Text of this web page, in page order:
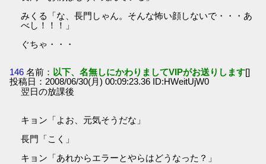
みくる「な、長門しゃん。そんな怖い顔しないで・・・あ
べし！！！」
ぐちゃ・・・
146 名前： 以下、名無しにかわりましてVIPがお送りします[]
投稿日：2008/06/30(月) 00:09:23.36 ID:HWeitUjW0
翌日の放課後
キョン「よお、元気そうだな」
長門「こく」
キョン「あれからエラーとやらはどうなった？」